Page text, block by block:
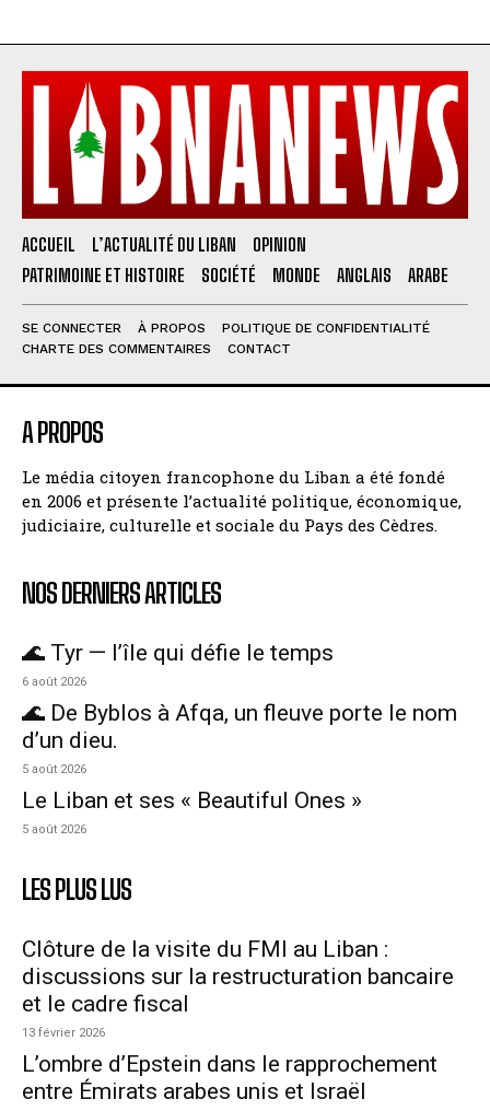
ACCUEIL L’ACTUALITÉ DU LIBAN
OPINION
PATRIMOINE ET HISTOIRE
SOCIÉTÉ MONDE ANGLAIS ARABE
SE CONNECTER À PROPOS
POLITIQUE DE CONFIDENTIALITÉ
CHARTE DES COMMENTAIRES
CONTACT
A PROPOS
Le média citoyen francophone du Liban a été fondé
en 2006 et présente l’actualité politique, économique,
judiciaire, culturelle et sociale du Pays des Cèdres.
NOS DERNIERS ARTICLES
🌊 Tyr — l’île qui défie le temps
6 août 2026
🌊 De Byblos à Afqa, un fleuve porte le nom
d’un dieu.
5 août 2026
Le Liban et ses « Beautiful Ones »
5 août 2026
LES PLUS LUS
Clôture de la visite du FMI au Liban :
discussions sur la restructuration bancaire
et le cadre fiscal
13 février 2026
L’ombre d’Epstein dans le rapprochement
entre Émirats arabes unis et Israël